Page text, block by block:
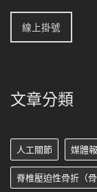
線上掛號
文章分類
人工關節 媒體
脊椎壓迫性骨折（骨